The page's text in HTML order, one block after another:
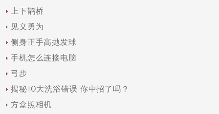
上下鹊桥
见义勇为
侧身正手高抛发球
手机怎么连接电脑
弓步
揭秘10大洗浴错误 你中招了吗？
方盒照相机